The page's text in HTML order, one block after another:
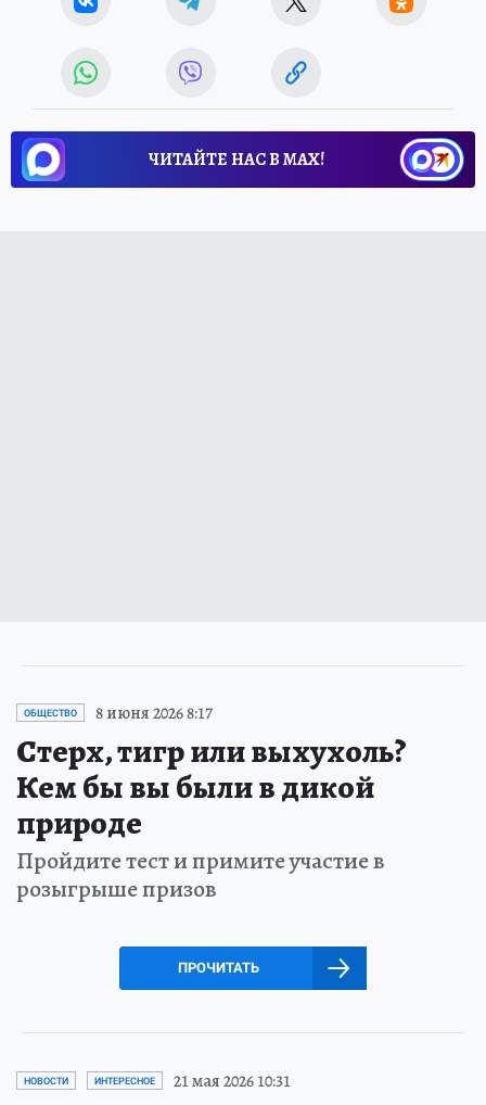
ЧИТАЙТЕ НАС В МАХ!
ОБЩЕСТВО 8 июня 2026 8:17
Стерх, тигр или выхухоль?
Кем бы вы были в дикой
природе
Пройдите тест и примите участие в
розыгрыше призов
ПРОЧИТАТЬ
НОВОСТИ ИНТЕРЕСНОЕ 21 мая 2026 10:31